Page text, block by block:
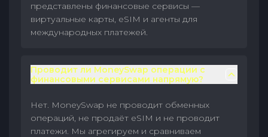
представлены финансовые сервисы —
виртуальные карты, eSIM и агенты для
международных платежей.
Проводит ли MoneySwap операции с
финансовыми сервисами напрямую?
Нет. MoneySwap не проводит обменных
операций, не продаёт eSIM и не проводит
платежи. Мы агрегируем и сравниваем